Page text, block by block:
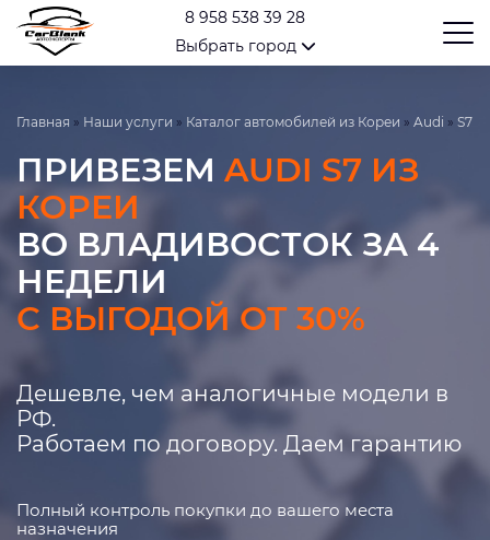
8 958 538 39 28
Выбрать город
Главная » Наши услуги » Каталог автомобилей из Кореи » Audi » S7
ПРИВЕЗЕМ AUDI S7 ИЗ
КОРЕИ
ВО ВЛАДИВОСТОК ЗА 4
НЕДЕЛИ
С ВЫГОДОЙ ОТ 30%
Дешевле, чем аналогичные модели в
РФ.
Работаем по договору. Даем гарантию
Полный контроль покупки до вашего места
назначения